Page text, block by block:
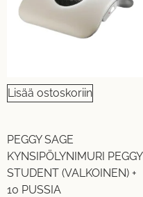
Lisää ostoskoriin
PEGGY SAGE
KYNSIPÖLYNIMURI PEGGY
STUDENT (VALKOINEN) +
10 PUSSIA